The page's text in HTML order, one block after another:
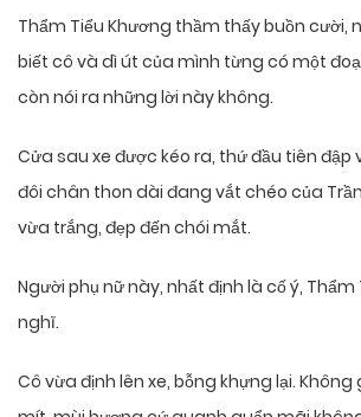
Thẩm Tiểu Khương thầm thấy buồn cười,
biết cô và dì út của mình từng có một
còn nói ra những lời này không.
Cửa sau xe được kéo ra, thứ đầu tiên đập
đôi chân thon dài đang vắt chéo của
vừa trắng, đẹp đến chói mắt.
Người phụ nữ này, nhất định là cố ý,
nghĩ.
Cô vừa định lên xe, bỗng khựng lại.